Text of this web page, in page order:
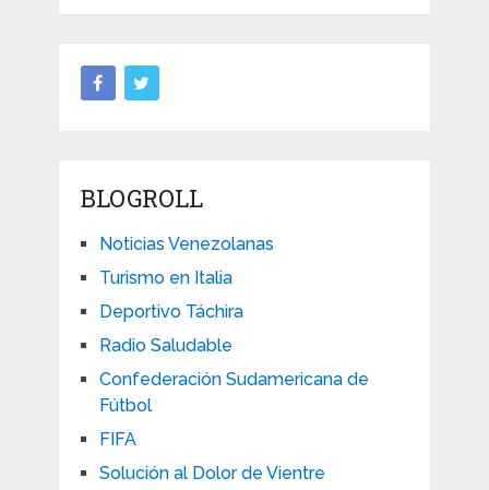
BLOGROLL
Noticias Venezolanas
Turismo en Italia
Deportivo Táchira
Radio Saludable
Confederación Sudamericana de
Fútbol
FIFA
Solución al Dolor de Vientre